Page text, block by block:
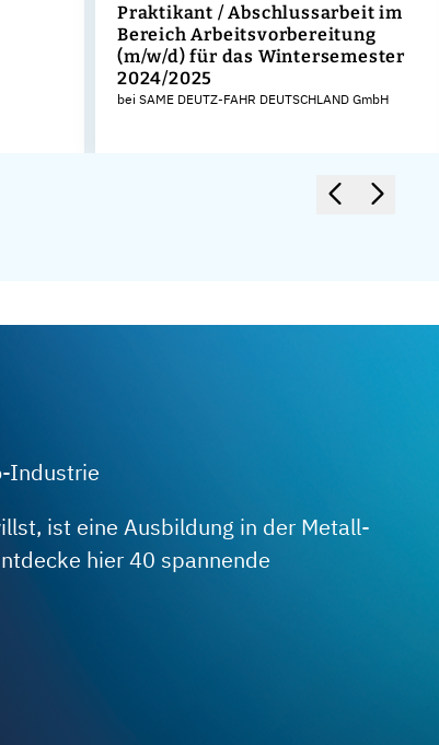
Praktikant / Abschlussarbeit im
Bereich Arbeitsvorbereitung
(m/w/d) für das Wintersemester
2024/2025
bei SAME DEUTZ-FAHR DEUTSCHLAND GmbH
Industrie
ist eine Ausbildung in der Metall-
hier 40 spannende